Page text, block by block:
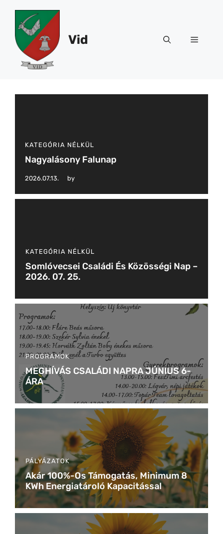
tartalomba
Vid Menü
KATEGÓRIA NÉLKÜL
Nagyalásony Falunap
2026.07.13. by
KATEGÓRIA NÉLKÜL
Somlóvecsei Családi És Közösségi Nap –
2026. 07. 25.
PROGRAMOK
MEGHÍVÁS CSALÁDI NAPRA JÚNIUS 6-
ÁRA
PÁLYÁZATOK
Akár 100%-Os Támogatás, Minimum 8
KWh Energiatároló Kapacitással